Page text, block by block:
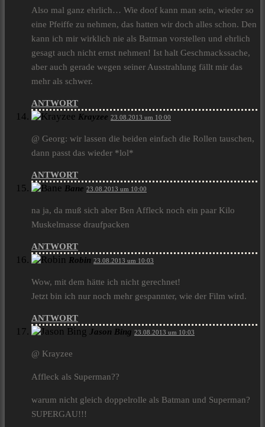
Also mal ganz ehrlich… Wie doof kann man sein, wieder so
eine Pfeiffe zu nehmen, das hatten wir doch alles schon. Den
kann ich mir wirklich nie als Batman vorstellen und ehrlich
gesagt auch nicht ernst nehmen! Ist halt Geschmackssache,
aber auch gerade wegen seiner Ausstrahlung fällt mir das
mehr als schwer.
ANTWORT
Krayzee 23.08.2013 um 10:00
@ Georg: wir lassen die beiden einfach die Rollen tauschen,
dann passt das wieder *lol*
ANTWORT
Bane 23.08.2013 um 10:00
na ja, da muß sich aber Ben Affleck noch ein paar Kilo
Muskelmasse draufpacken
ANTWORT
Robin 23.08.2013 um 10:03
Wow, mit dem hätte ich nicht gerechnet!
Jetzt bin ich nur noch mehr gespannter, wie der Film wird.
ANTWORT
Jason Bing 23.08.2013 um 10:03
@ Krayzee
Affleck als Superman??
warum nicht gleich doppelrolle als Batman und Superman?
SUPERGAU!!!